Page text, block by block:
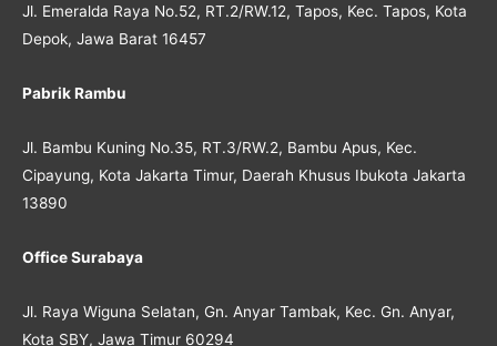
Jl. Emeralda Raya No.52, RT.2/RW.12, Tapos, Kec. Tapos, Kota
Depok, Jawa Barat 16457
Pabrik Rambu
Jl. Bambu Kuning No.35, RT.3/RW.2, Bambu Apus, Kec.
Cipayung, Kota Jakarta Timur, Daerah Khusus Ibukota Jakarta
13890
Office Surabaya
Jl. Raya Wiguna Selatan, Gn. Anyar Tambak, Kec. Gn. Anyar,
Kota SBY, Jawa Timur 60294